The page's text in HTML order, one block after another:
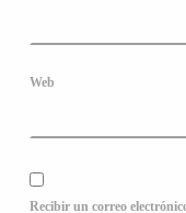
Web
Recibir un correo